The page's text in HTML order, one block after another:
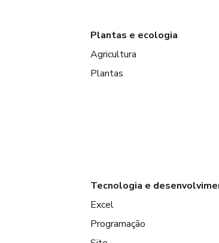
Plantas e ecologia
Agricultura
Plantas
Tecnologia e
Excel
Programação